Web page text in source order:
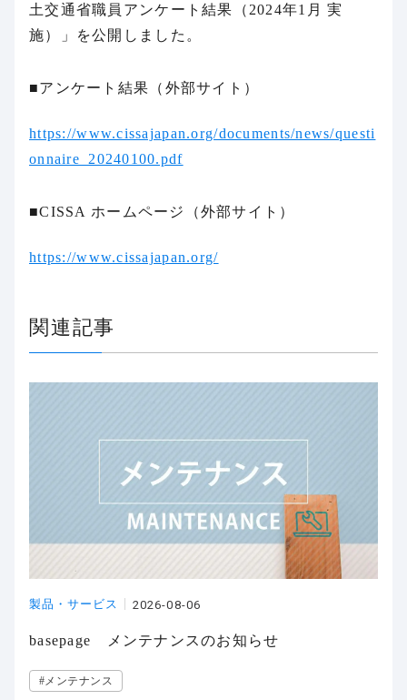
土交通省職員アンケート結果（2024年1月 実
施）」を公開しました。
■アンケート結果（外部サイト）
https://www.cissajapan.org/documents/news/questi
onnaire_20240100.pdf
■CISSA ホームページ（外部サイト）
https://www.cissajapan.org/
関連記事
製品・サービス 2026-08-06
basepage メンテナンスのお知らせ
#メンテナンス